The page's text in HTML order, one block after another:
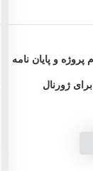
و پایان نامه
ژورنال